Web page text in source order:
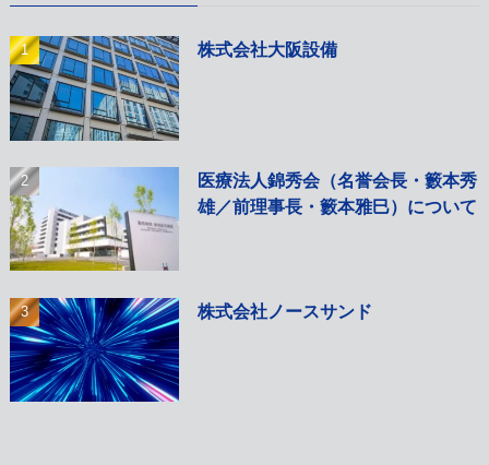
株式会社大阪設備
医療法人錦秀会（名誉会長・籔本秀
雄／前理事長・籔本雅巳）について
株式会社ノースサンド